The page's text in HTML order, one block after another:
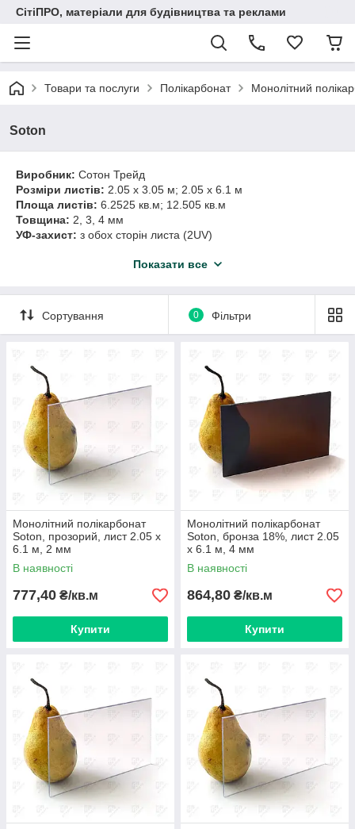
СітіПРО, матеріали для будівництва та реклами
Товари та послуги Полікарбонат Монолітний
Soton
Виробник: Сотон Трейд
Розміри листів: 2.05 х 3.05 м; 2.05 х 6.1 м
Площа листів: 6.2525 кв.м; 12.505 кв.м
Товщина: 2, 3, 4 мм
УФ-захист: з обох сторін листа (2UV)
для будь-яких конструкцій будівельно-
складні будівельні конструкції з тривалим терміном
експлуатації
Гарантія:
Показати все
Сортування 0 Фільтри
Монолітний полікарбонат
Soton, прозорий, лист 2.05 х
6.1 м, 2 мм
В наявності
777,40 ₴/кв.м
Купити
Монолітний полікарбонат
Soton, бронза 18%, лист 2.05
х 6.1 м, 4 мм
В наявності
864,80 ₴/кв.м
Купити